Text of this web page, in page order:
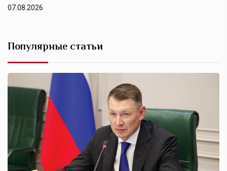
07.08.2026
Популярные статьи